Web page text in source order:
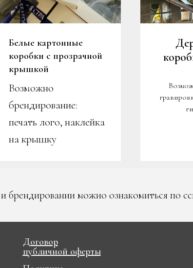
Белые картонные
коробки с прозрачной
крышкой
Возможно
брендирование:
печать лого, наклейка
на крышку
брендировании можно ознакомиться по
Договор
публичной оферты